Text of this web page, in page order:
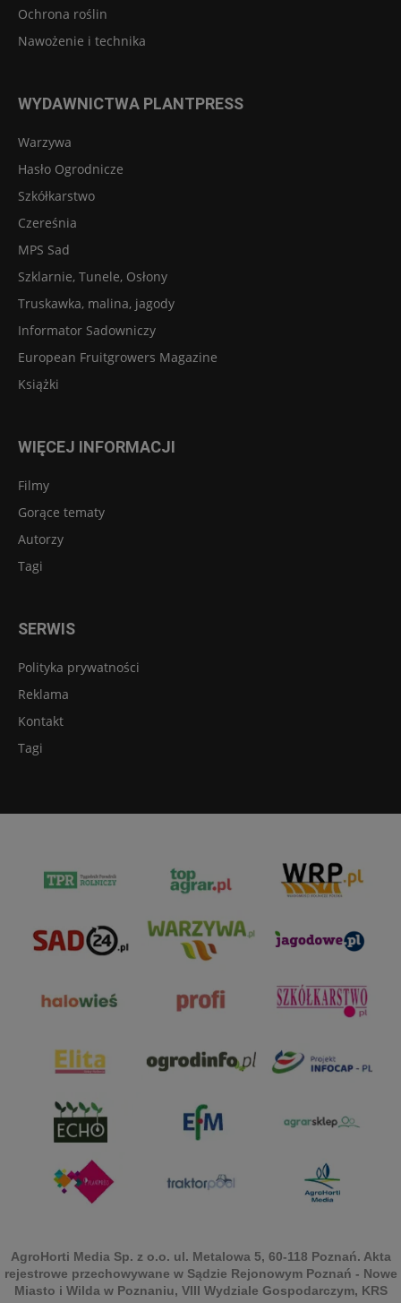
Ochrona roślin
Nawożenie i technika
WYDAWNICTWA PLANTPRESS
Warzywa
Hasło Ogrodnicze
Szkółkarstwo
Czereśnia
MPS Sad
Szklarnie, Tunele, Osłony
Truskawka, malina, jagody
Informator Sadowniczy
European Fruitgrowers Magazine
Książki
WIĘCEJ INFORMACJI
Filmy
Gorące tematy
Autorzy
Tagi
SERWIS
Polityka prywatności
Reklama
Kontakt
Tagi
AgroHorti Media Sp. z o.o. ul. Metalowa 5, 60-118 Poznań. Akta
rejestrowe przechowywane w Sądzie Rejonowym Poznań - Nowe
Miasto i Wilda w Poznaniu, VIII Wydziale Gospodarczym, KRS